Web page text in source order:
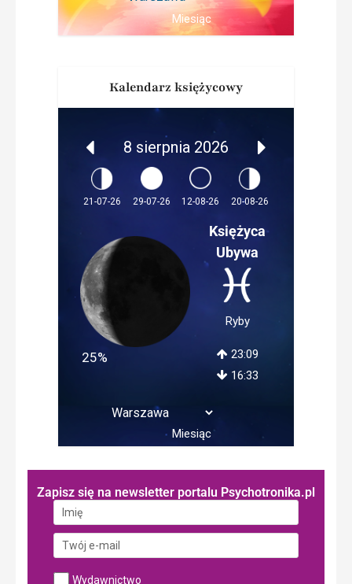
Miesiąc
Kalendarz księżycowy
8 sierpnia 2026
21-07-26 29-07-26 12-08-26 20-08-26
25%
Księżyca
Ubywa
Ryby
23:09
16:33
Miesiąc
Zapisz się na newsletter portalu Psychotronika.pl
Wydawnictwo